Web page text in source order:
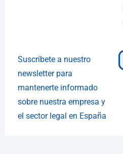
Suscríbete a nuestro
newsletter para
mantenerte informado
sobre nuestra empresa y
el sector legal en España